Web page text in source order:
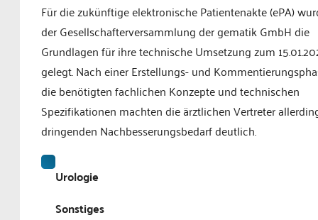
Für die zukünftige elektronische Patientenakte (ePA)
der Gesellschafterversammlung der gematik GmbH die
Grundlagen für ihre technische Umsetzung zum
gelegt. Nach einer Erstellungs- und
die benötigten fachlichen Konzepte und technischen
Spezifikationen machten die ärztlichen Vertreter
dringenden Nachbesserungsbedarf deutlich.
Urologie
Sonstiges